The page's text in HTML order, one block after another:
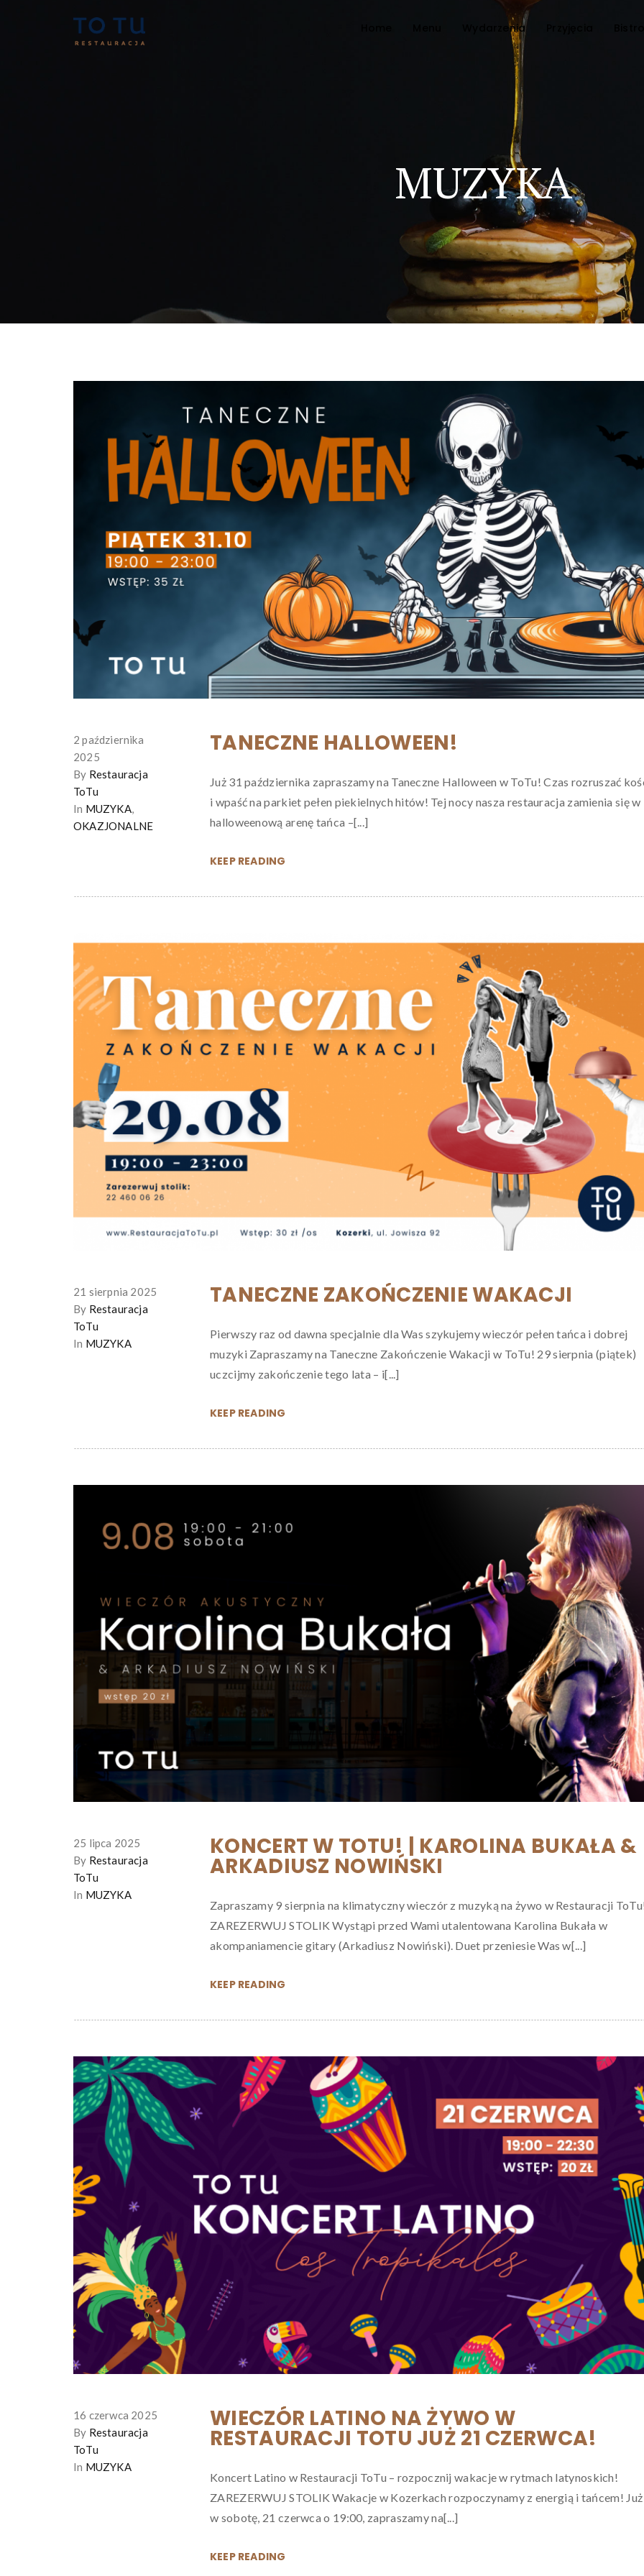
Wydarzenia
MUZYKA
2 października
2025
By Restauracja
ToTu
In MUZYKA,
OKAZJONALNE
TANECZNE HALLOWEEN!
Już 31 października zapraszamy na Taneczne Halloween w ToTu! Czas rozruszać
i wpaść na parkiet pełen piekielnych hitów! Tej nocy nasza restauracja zamienia się w
halloweenową arenę tańca –[...]
KEEP READING
21 sierpnia 2025
By Restauracja
ToTu
In MUZYKA
TANECZNE ZAKOŃCZENIE WAKACJI
Pierwszy raz od dawna specjalnie dla Was szykujemy wieczór pełen tańca i dobrej
muzyki Zapraszamy na Taneczne Zakończenie Wakacji w ToTu! 29 sierpnia (piątek)
uczcijmy zakończenie tego lata – i[...]
KEEP READING
25 lipca 2025
By Restauracja
ToTu
In MUZYKA
KONCERT W TOTU! | KAROLINA BUKAŁA &
ARKADIUSZ NOWIŃSKI
Zapraszamy 9 sierpnia na klimatyczny wieczór z muzyką na żywo w Restauracji
ZAREZERWUJ STOLIK Wystąpi przed Wami utalentowana Karolina Bukała w
akompaniamencie gitary (Arkadiusz Nowiński). Duet przeniesie Was w[...]
KEEP READING
16 czerwca 2025
By Restauracja
ToTu
In MUZYKA
WIECZÓR LATINO NA ŻYWO W
RESTAURACJI TOTU JUŻ 21 CZERWCA!
Koncert Latino w Restauracji ToTu – rozpocznij wakacje w rytmach latynoskich!
ZAREZERWUJ STOLIK Wakacje w Kozerkach rozpoczynamy z energią i tańcem! Już
w sobotę, 21 czerwca o 19:00, zapraszamy na[...]
KEEP READING